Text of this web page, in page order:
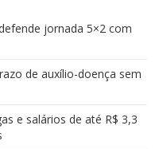
jornada 5×2 com
de auxílio-doença sem
e salários de até R$ 3,3